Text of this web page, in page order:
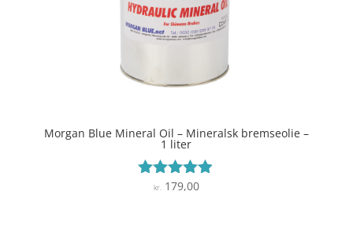
Morgan Blue Mineral Oil – Mineralsk bremseolie –
1 liter
Vurderet
kr.179,00